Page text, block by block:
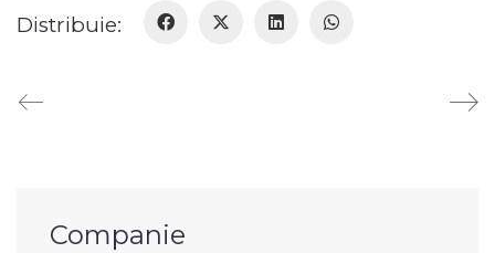
Distribuie:
Companie